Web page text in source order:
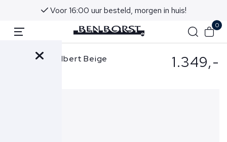
Voor 16:00 uur besteld, morgen in huis!
0
Corneliani Colbert Beige 1.349,-